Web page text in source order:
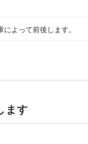
よって前後します。
ます